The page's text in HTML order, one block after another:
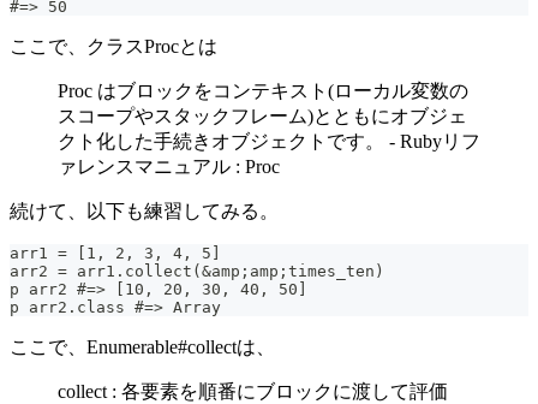
#=> 50
ここで、クラスProcとは
Proc はブロックをコンテキスト(ローカル変数の
スコープやスタックフレーム)とともにオブジェ
クト化した手続きオブジェクトです。 - Rubyリフ
ァレンスマニュアル : Proc
続けて、以下も練習してみる。
arr1 = [1, 2, 3, 4, 5]
arr2 = arr1.collect(&amp;amp;times_ten)
p arr2 #=> [10, 20, 30, 40, 50]
p arr2.class #=> Array
ここで、Enumerable#collectは、
collect : 各要素を順番にブロックに渡して評価